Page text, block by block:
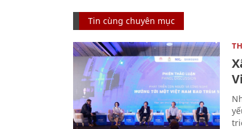
Tin cùng chuyên mục